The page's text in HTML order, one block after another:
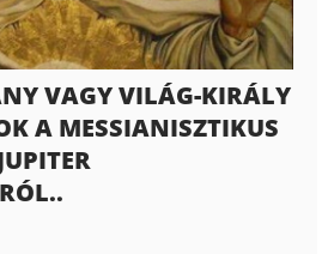
VAGY VILÁG-KIRÁLY
A MESSIANISZTIKUS